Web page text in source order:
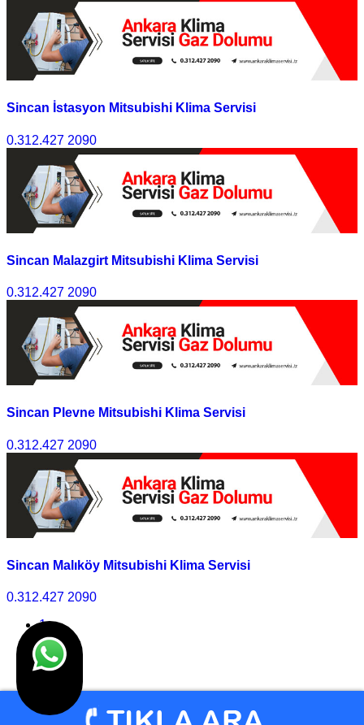
Sincan İstasyon Mitsubishi Klima Servisi
0.312.427 2090
Sincan Malazgirt Mitsubishi Klima Servisi
0.312.427 2090
Sincan Plevne Mitsubishi Klima Servisi
0.312.427 2090
Sincan Malıköy Mitsubishi Klima Servisi
0.312.427 2090
1
2
3
>>
© Klima Servisi Ankara 2010 - 2025 I Tasarım